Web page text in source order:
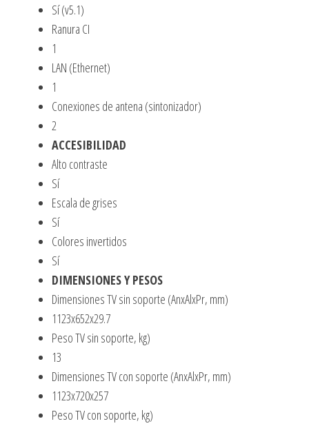
Sí (v5.1)
Ranura CI
1
LAN (Ethernet)
1
Conexiones de antena (sintonizador)
2
ACCESIBILIDAD
Alto contraste
Sí
Escala de grises
Sí
Colores invertidos
Sí
DIMENSIONES Y PESOS
Dimensiones TV sin soporte (AnxAlxPr, mm)
1123x652x29.7
Peso TV sin soporte, kg)
13
Dimensiones TV con soporte (AnxAlxPr, mm)
1123x720x257
Peso TV con soporte, kg)